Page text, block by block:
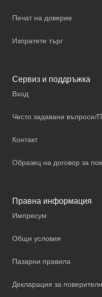
Печат на доверие
Изпратете търг
Сервиз и поддръжка
Вход
Често задавани
Контакт
Образец на договор за
Правна информация
Импресум
Общи условия
Пазарни правила
Декларация за